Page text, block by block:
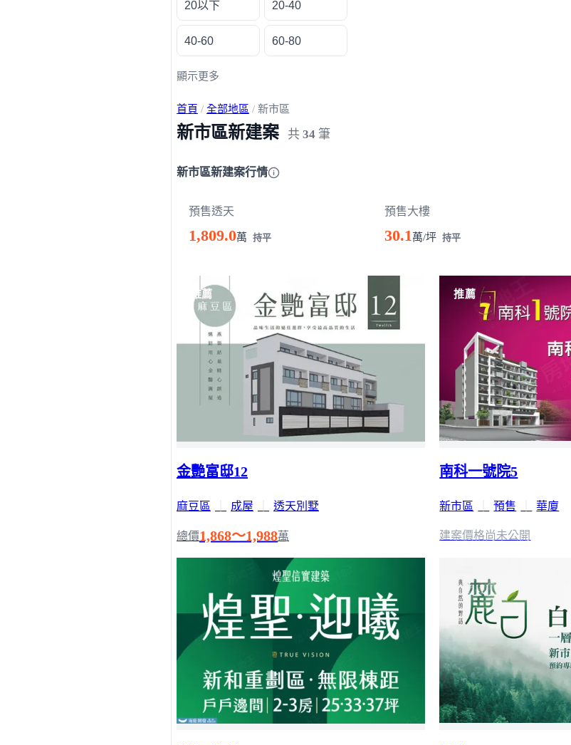
20以下 20-40
40-60 60-80
顯示更多
首頁 / 全部地區 / 新市區
新市區新建案 共 34 筆
新市區新建案行情
預售透天
1,809.0萬 持平
預售大樓
30.1萬/坪 持平
載入失敗，請重新整理
推薦
金艷富邸12
麻豆區 成屋 透天別墅
總價1,868～1,988萬
推薦
南科一號院5
新市區 預售 華廈
建案價格尚未公開